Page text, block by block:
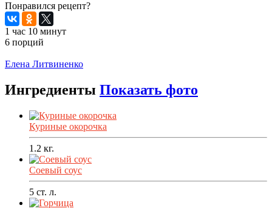
Понравился рецепт?
1 час 10 минут
6 порций
Елена Литвиненко
Ингредиенты Показать фото
Куриные окорочка
1.2 кг.
Соевый соус
5 ст. л.